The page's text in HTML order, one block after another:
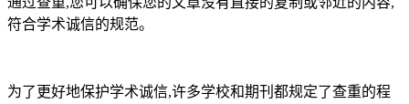
符合学术诚信的规范。
为了更好地保护学术诚信,许多学校和期刊都规定了查重的程